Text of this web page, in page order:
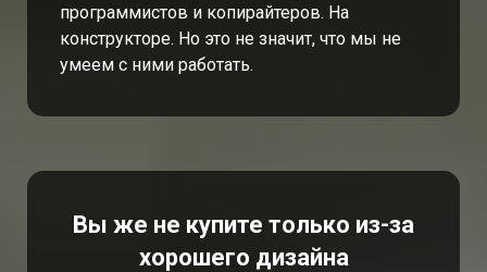
программистов и копирайтеров. На
конструкторе. Но это не значит, что мы не
умеем с ними работать.
Вы же не купите только из-за
хорошего дизайна